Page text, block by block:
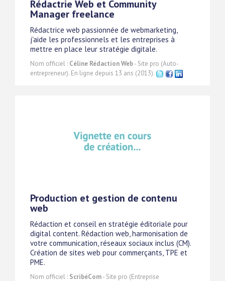
Rédactrie Web et Community
Manager freelance
Rédactrice web passionnée de webmarketing,
j'aide les professionnels et les entreprises à
mettre en place leur stratégie digitale.
Nom officiel : Céline Rédaction Web- Site pro (Auto-
entrepreneur). En ligne depuis 13 ans (2013).
Production et gestion de contenu
web
Rédaction et conseil en stratégie éditoriale pour
digital content. Rédaction web, harmonisation de
votre communication, réseaux sociaux inclus (CM).
Création de sites web pour commerçants, TPE et
PME.
Nom officiel : ScribéCom- Site pro (Entreprise